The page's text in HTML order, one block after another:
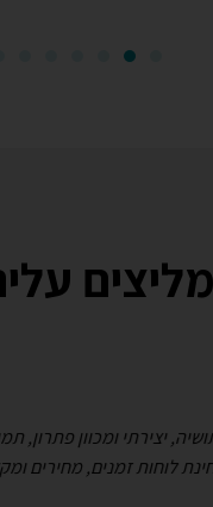
ומכוון פתרון,
זמנים, מחירים